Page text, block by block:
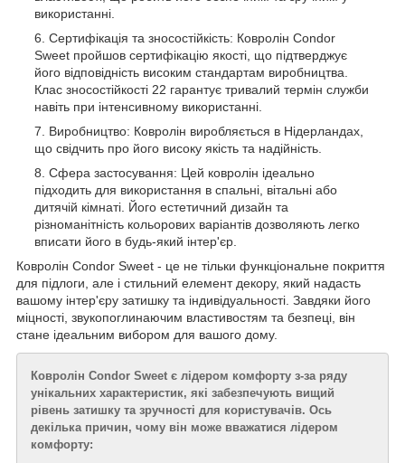
використанні.
Сертифікація та зносостійкість: Ковролін Condor
Sweet пройшов сертифікацію якості, що підтверджує
його відповідність високим стандартам виробництва.
Клас зносостійкості 22 гарантує тривалий термін служби
навіть при інтенсивному використанні.
Виробництво: Ковролін виробляється в Нідерландах,
що свідчить про його високу якість та надійність.
Сфера застосування: Цей ковролін ідеально
підходить для використання в спальні, вітальні або
дитячій кімнаті. Його естетичний дизайн та
різноманітність кольорових варіантів дозволяють легко
вписати його в будь-який інтер'єр.
Ковролін Condor Sweet - це не тільки функціональне покриття
для підлоги, але і стильний елемент декору, який надасть
вашому інтер'єру затишку та індивідуальності. Завдяки його
міцності, звукопоглинаючим властивостям та безпеці, він
стане ідеальним вибором для вашого дому.
Ковролін Condor Sweet є лідером комфорту з-за ряду
унікальних характеристик, які забезпечують вищий
рівень затишку та зручності для користувачів. Ось
декілька причин, чому він може вважатися лідером
комфорту: